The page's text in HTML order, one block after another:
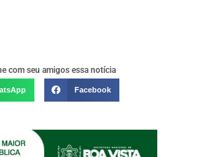
com seu amigos essa notícia
Facebook